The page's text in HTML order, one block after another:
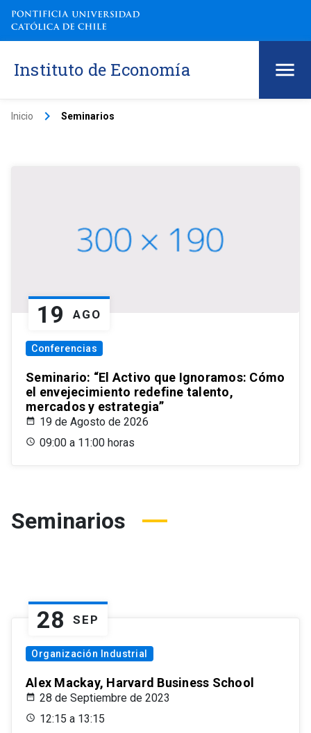
Instituto de Economía
Inicio keyboard_arrow_right Seminarios
19 AGO
Conferencias
Seminario: “El Activo que Ignoramos: Cómo
el envejecimiento redefine talento,
mercados y estrategia”
19 de Agosto de 2026
09:00 a 11:00 horas
Seminarios
28 SEP
Organización Industrial
Alex Mackay, Harvard Business School
28 de Septiembre de 2023
12:15 a 13:15